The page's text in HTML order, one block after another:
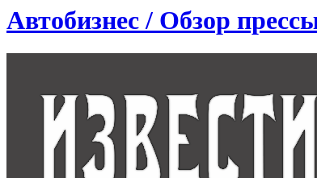
Автобизнес / Обзор